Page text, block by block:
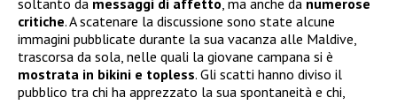
critiche. A scatenare la discussione sono state alcune
immagini pubblicate durante la sua vacanza alle Maldive,
trascorsa da sola, nelle quali la giovane campana si è
mostrata in bikini e topless. Gli scatti hanno diviso il
pubblico tra chi ha apprezzato la sua spontaneità e chi,